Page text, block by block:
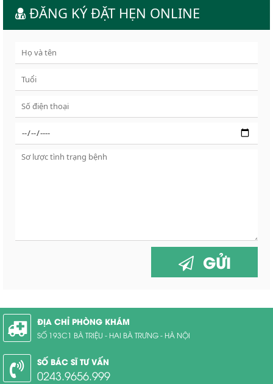
ĐĂNG KÝ ĐẶT HẸN ONLINE
GỬI
ĐỊA CHỈ PHÒNG KHÁM
SỐ 193C1 BÀ TRIỆU - HAI BÀ TRƯNG - HÀ NỘI
SỐ BÁC SĨ TƯ VẤN
0243.9656.999